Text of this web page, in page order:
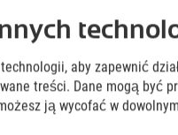
aby zapewnić
treści. Dane mogą być
ją wycofać w